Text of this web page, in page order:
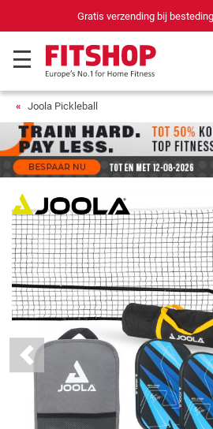
Gratis verzending bij
Joola Pickleball
Previous